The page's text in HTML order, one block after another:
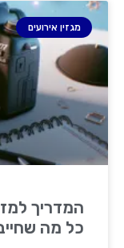
מגזין אירועים
המדריך
כל מה